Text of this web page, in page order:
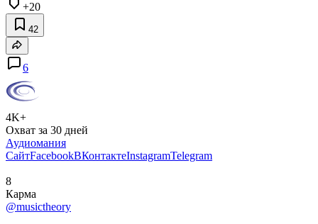
+20
42
6
4K+
Охват за 30 дней
Аудиомания
СайтFacebookВКонтактеInstagramTelegram
8
Карма
@musictheory